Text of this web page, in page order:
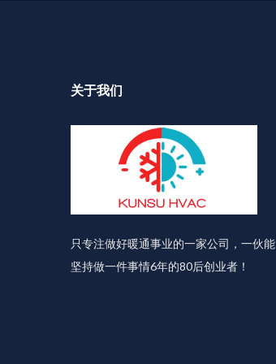
关于我们
只专注做好暖通事业的一家公司，一伙能
坚持做一件事情6年的80后创业者！